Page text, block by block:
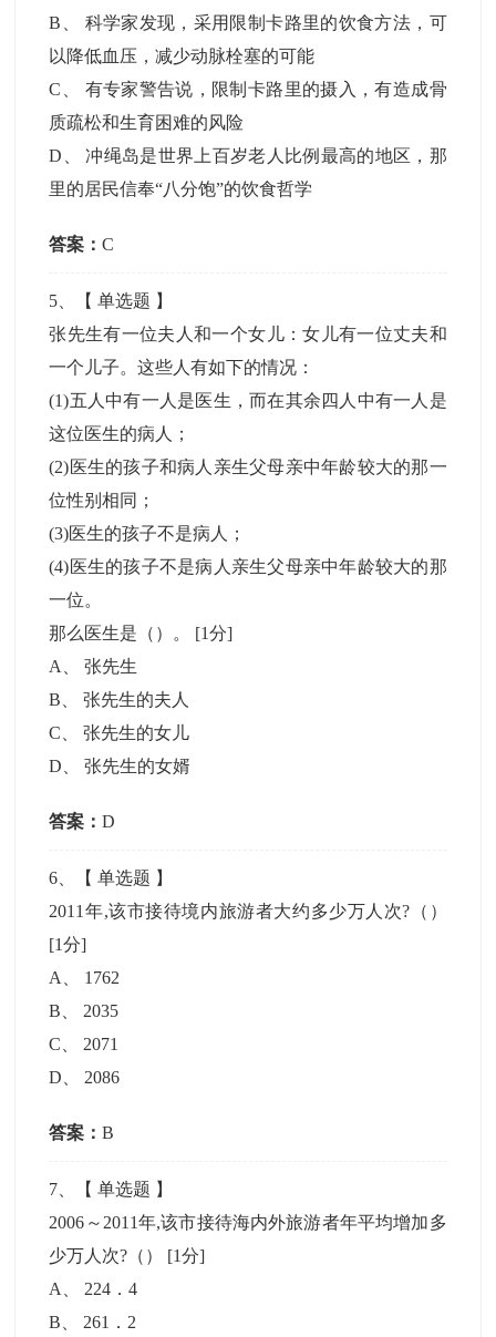
B
科学家发现，采用限制卡路里的饮食方法，可
以降低血压，减少动脉栓塞的可能
C
有专家警告说，限制卡路里的摄入，有造成骨
质疏松和生育困难的风险
D 、冲绳岛是世界上百岁老人比例最高的地区，那
里的居民信奉“八分饱”的饮食哲学
答案：C
5 、【单选题 】
张先生有一位夫人和一个女儿：女儿有一位丈夫和
一个儿子。这些人有如下的情况：
(1)五人中有一人是医生，而在其余四人中有一人是
这位医生的病人；
(2)医生的孩子和病人亲生父母亲中年龄较大的那一
位性别相同；
(3)医生的孩子不是病人；
(4)医生的孩子不是病人亲生父母亲中年龄较大的那
一位。
那么医生是（）。 [1分]
A
、张先生
B 、张先生的夫人
C 、张先生的女儿
D 、张先生的女婿
答案：D
6 、【单选题 】
2011年,该市接待境内旅游者大约多少万人次?（）
[1分]
A
1762
B
2035
C
2071
D
2086
答案：B
7 、【单选题 】
2006～2011年,该市接待海内外旅游者年平均增加多
少万人次?（） [1分]
A
224．4
B
261．2